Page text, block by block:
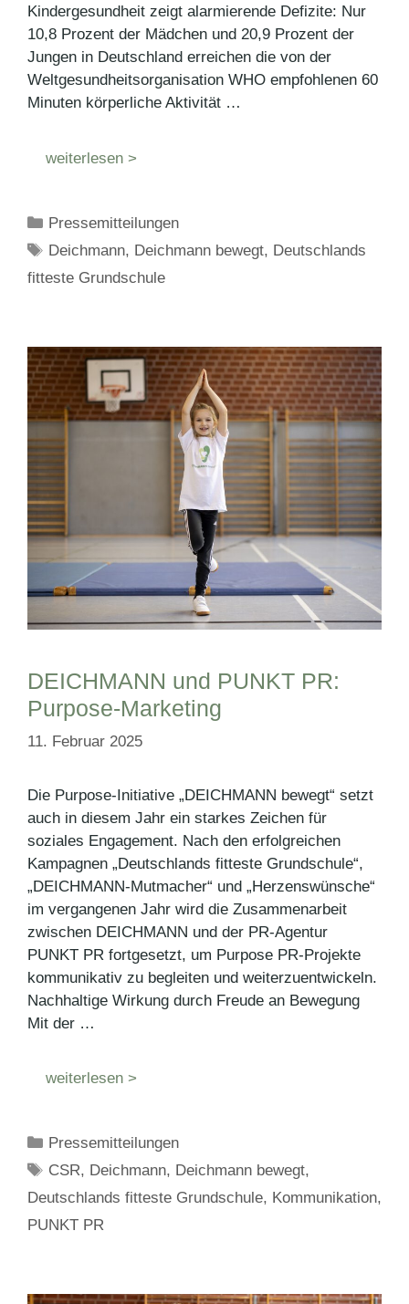
Kindergesundheit zeigt alarmierende Defizite: Nur
10,8 Prozent der Mädchen und 20,9 Prozent der
Jungen in Deutschland erreichen die von der
Weltgesundheitsorganisation WHO empfohlenen 60
Minuten körperliche Aktivität …
weiterlesen >
Kategorien
Pressemitteilungen
Schlagwörter
Deichmann, Deichmann bewegt, Deutschlands
fitteste Grundschule
DEICHMANN und PUNKT PR:
Purpose-Marketing
11. Februar 2025
Die Purpose-Initiative „DEICHMANN bewegt“ setzt
auch in diesem Jahr ein starkes Zeichen für
soziales Engagement. Nach den erfolgreichen
Kampagnen „Deutschlands fitteste Grundschule“,
„DEICHMANN-Mutmacher“ und „Herzenswünsche“
im vergangenen Jahr wird die Zusammenarbeit
zwischen DEICHMANN und der PR-Agentur
PUNKT PR fortgesetzt, um Purpose PR-Projekte
kommunikativ zu begleiten und weiterzuentwickeln.
Nachhaltige Wirkung durch Freude an Bewegung
Mit der …
weiterlesen >
Kategorien
Pressemitteilungen
Schlagwörter
CSR, Deichmann, Deichmann bewegt,
Deutschlands fitteste Grundschule, Kommunikation,
PUNKT PR